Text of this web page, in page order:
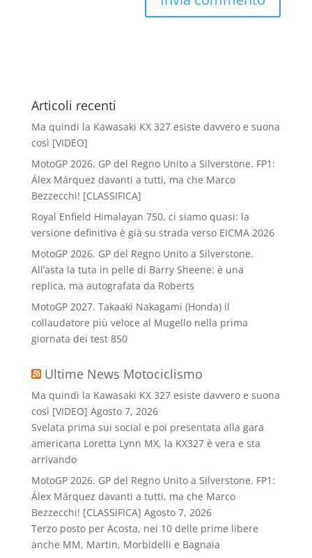
Articoli recenti
Ma quindi la Kawasaki KX 327 esiste davvero e suona
così [VIDEO]
MotoGP 2026. GP del Regno Unito a Silverstone. FP1:
Álex Márquez davanti a tutti, ma che Marco
Bezzecchi! [CLASSIFICA]
Royal Enfield Himalayan 750, ci siamo quasi: la
versione definitiva è già su strada verso EICMA 2026
MotoGP 2026. GP del Regno Unito a Silverstone.
All’asta la tuta in pelle di Barry Sheene: è una
replica, ma autografata da Roberts
MotoGP 2027. Takaaki Nakagami (Honda) il
collaudatore più veloce al Mugello nella prima
giornata dei test 850
Ultime News Motociclismo
Ma quindi la Kawasaki KX 327 esiste davvero e suona
così [VIDEO] Agosto 7, 2026
Svelata prima sui social e poi presentata alla gara
americana Loretta Lynn MX, la KX327 è vera e sta
arrivando
MotoGP 2026. GP del Regno Unito a Silverstone. FP1:
Álex Márquez davanti a tutti, ma che Marco
Bezzecchi! [CLASSIFICA] Agosto 7, 2026
Terzo posto per Acosta, nei 10 delle prime libere
anche MM, Martin, Morbidelli e Bagnaia